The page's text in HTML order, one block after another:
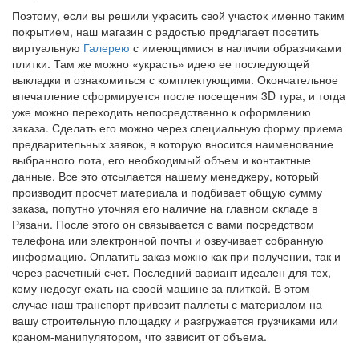
Поэтому, если вы решили украсить свой участок именно таким
покрытием, наш магазин с радостью предлагает посетить
виртуальную Галерею с имеющимися в наличии образчиками
плитки. Там же можно «украсть» идею ее последующей
выкладки и ознакомиться с комплектующими. Окончательное
впечатление сформируется после посещения 3D тура, и тогда
уже можно переходить непосредственно к оформлению
заказа. Сделать его можно через специальную форму приема
предварительных заявок, в которую вносится наименование
выбранного лота, его необходимый объем и контактные
данные. Все это отсылается нашему менеджеру, который
производит просчет материала и подбивает общую сумму
заказа, попутно уточняя его наличие на главном складе в
Рязани. После этого он связывается с вами посредством
телефона или электронной почты и озвучивает собранную
информацию. Оплатить заказ можно как при получении, так и
через расчетный счет. Последний вариант идеален для тех,
кому недосуг ехать на своей машине за плиткой. В этом
случае наш транспорт привозит паллеты с материалом на
вашу строительную площадку и разгружается грузчиками или
краном-манипулятором, что зависит от объема.